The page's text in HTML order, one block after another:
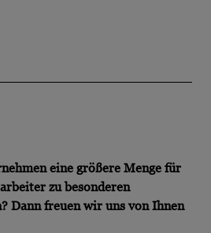
eine größere Menge für
zu besonderen
Dann freuen wir uns von Ihnen